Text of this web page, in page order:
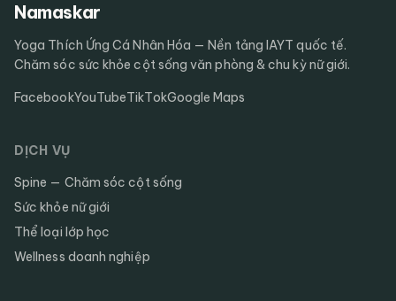
Namaskar
Yoga Thích Ứng Cá Nhân Hóa — Nền tảng IAYT quốc tế.
Chăm sóc sức khỏe cột sống văn phòng & chu kỳ nữ giới.
FacebookYouTubeTikTokGoogle Maps
DỊCH VỤ
Spine — Chăm sóc cột sống
Sức khỏe nữ giới
Thể loại lớp học
Wellness doanh nghiệp